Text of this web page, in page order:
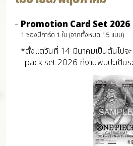
Promotion Card Set 2026
1 ซองมีการ์ด 1 ใบ (จากทั้งหมด 15 แบบ)
*ตั้งแต่วันที่ 14 มีนาคมเป็นต้นไปจ
pack set 2026 ที่งานพบปะเป็นร